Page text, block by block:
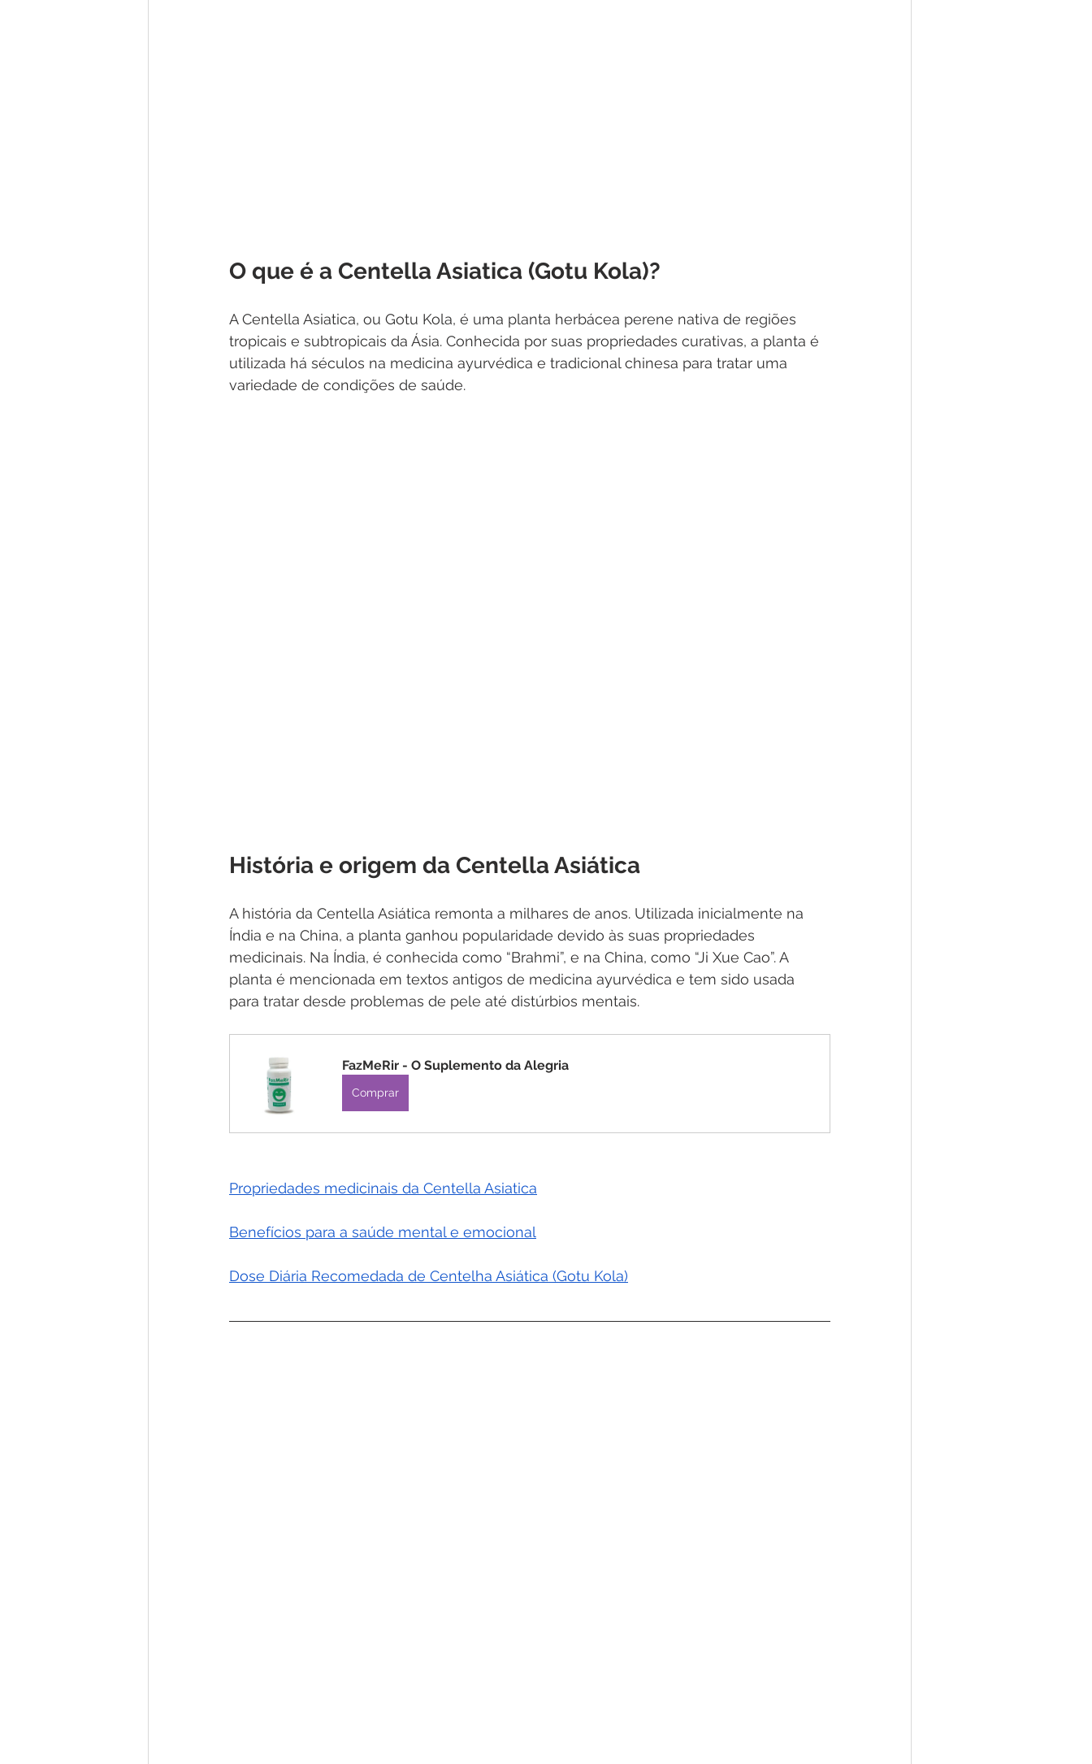
O que é a Centella Asiatica (Gotu Kola)?
A Centella Asiatica, ou Gotu Kola, é uma planta herbácea perene nativa de regiões
tropicais e subtropicais da Ásia. Conhecida por suas propriedades curativas, a planta é
utilizada há séculos na medicina ayurvédica e tradicional chinesa para tratar uma
variedade de condições de saúde.
História e origem da Centella Asiática
A história da Centella Asiática remonta a milhares de anos. Utilizada inicialmente na
Índia e na China, a planta ganhou popularidade devido às suas propriedades
medicinais. Na Índia, é conhecida como “Brahmi”, e na China, como “Ji Xue Cao”. A
planta é mencionada em textos antigos de medicina ayurvédica e tem sido usada
para tratar desde problemas de pele até distúrbios mentais.
FazMeRir - O Suplemento da Alegria
Comprar
Propriedades medicinais da Centella Asiatica
Benefícios para a saúde mental e emocional
Dose Diária Recomedada de Centelha Asiática (Gotu Kola)